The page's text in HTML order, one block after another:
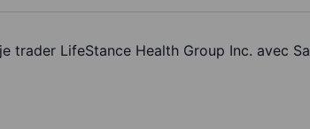
trader LifeStance Health Group Inc. avec